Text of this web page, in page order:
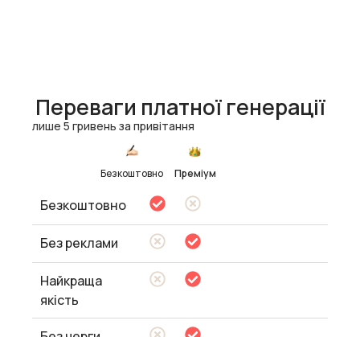
Переваги платної генерації
лише 5 гривень за привітання
Безкоштовно Преміум
Безкоштовно
Без реклами
Найкраща
якість